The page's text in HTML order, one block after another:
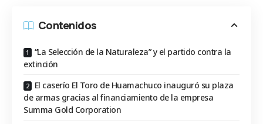
Contenidos
“La Selección de la Naturaleza” y el partido contra la
extinción
El caserío El Toro de Huamachuco inauguró su plaza
de armas gracias al financiamiento de la empresa
Summa Gold Corporation